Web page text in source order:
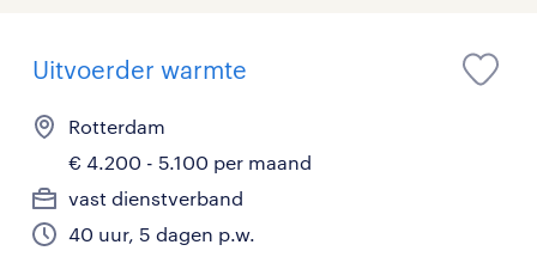
Uitvoerder warmte
Rotterdam
€ 4.200 - 5.100 per maand
vast dienstverband
40 uur, 5 dagen p.w.